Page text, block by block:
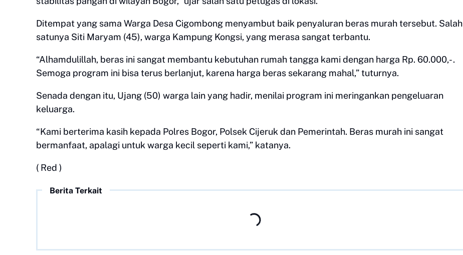
Ditempat yang sama Warga Desa Cigombong menyambut baik penyaluran beras murah tersebut. Salah
satunya Siti Maryam (45), warga Kampung Kongsi, yang merasa sangat terbantu.
“Alhamdulillah, beras ini sangat membantu kebutuhan rumah tangga kami dengan harga Rp. 60.000,- .
Semoga program ini bisa terus berlanjut, karena harga beras sekarang mahal,” tuturnya.
Senada dengan itu, Ujang (50) warga lain yang hadir, menilai program ini meringankan pengeluaran
keluarga.
“Kami berterima kasih kepada Polres Bogor, Polsek Cijeruk dan Pemerintah. Beras murah ini sangat
bermanfaat, apalagi untuk warga kecil seperti kami,” katanya.
( Red )
Berita Terkait